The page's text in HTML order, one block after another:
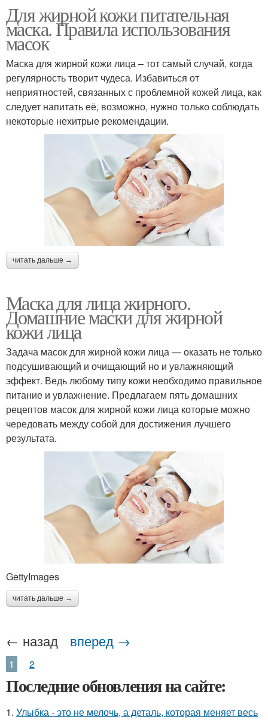
Для жирной кожи питательная
маска. Правила использования
масок
Маска для жирной кожи лица – тот самый случай, когда
регулярность творит чудеса. Избавиться от
неприятностей, связанных с проблемной кожей лица, как
следует напитать её, возможно, нужно только соблюдать
некоторые нехитрые рекомендации.
читать дальше →
Маска для лица жирного.
Домашние маски для жирной
кожи лица
Задача масок для жирной кожи лица — оказать не только
подсушивающий и очищающий но и увлажняющий
эффект. Ведь любому типу кожи необходимо правильное
питание и увлажнение. Предлагаем пять домашних
рецептов масок для жирной кожи лица которые можно
чередовать между собой для достижения лучшего
результата.
GettyImages
читать дальше →
← назад вперед →
1 2
Последние обновления на сайте:
1. Улыбка - это не мелочь, а деталь, которая меняет весь